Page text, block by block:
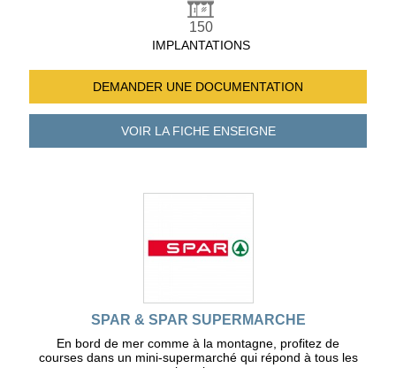
150
IMPLANTATIONS
DEMANDER UNE DOCUMENTATION
VOIR LA FICHEENSEIGNE
SPAR & SPAR SUPERMARCHE
En bord de mer comme à la montagne, profitez de
courses dans un mini-supermarché qui répond à tous les